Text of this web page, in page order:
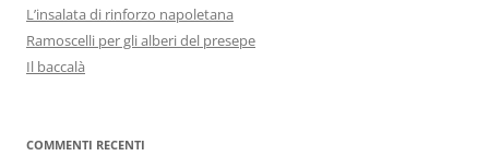
L’insalata di rinforzo napoletana
Ramoscelli per gli alberi del presepe
Il baccalà
COMMENTI RECENTI